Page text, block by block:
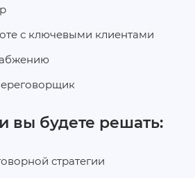
с ключевыми клиентами
вы будете решать:
стратегии